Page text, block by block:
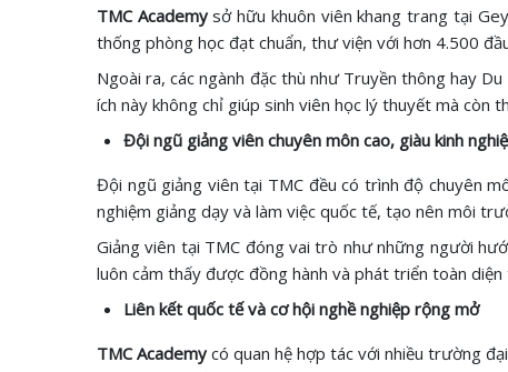
TMC Academysở hữu khuôn viên khang trang tại
thống phòng học đạt chuẩn, thư viện với hơn 4.500
Ngoài ra, các ngành đặc thù như Truyền thông hay
ích này không chỉ giúp sinh viên học lý thuyết mà
Đội ngũ giảng viên chuyên môn cao, giàu kinh
Đội ngũ giảng viên tại TMC đều có trình độ chuyên
nghiệm giảng dạy và làm việc quốc tế, tạo nên môi
Giảng viên tại TMC đóng vai trò như những người
luôn cảm thấy được đồng hành và phát triển toàn
Liên kết quốc tế và cơ hội nghề nghiệp rộng mở
TMC Academy có quan hệ hợp tác với nhiều trường